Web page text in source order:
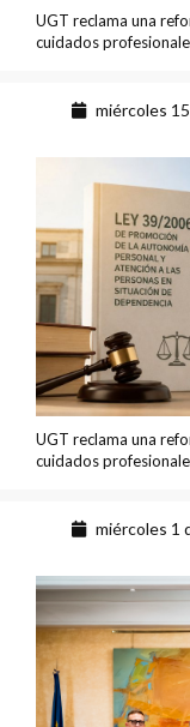
UGT reclama una
cuidados
miércoles
UGT reclama una
cuidados
miércoles 1